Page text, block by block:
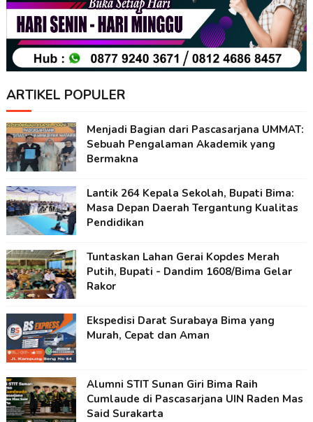
ARTIKEL POPULER
Menjadi Bagian dari Pascasarjana UMMAT:
Sebuah Pengalaman Akademik yang
Bermakna
Lantik 264 Kepala Sekolah, Bupati Bima:
Masa Depan Daerah Tergantung Kualitas
Pendidikan
Tuntaskan Lahan Gerai Kopdes Merah
Putih, Bupati - Dandim 1608/Bima Gelar
Rakor
Ekspedisi Darat Surabaya Bima yang
Murah, Cepat dan Aman
Alumni STIT Sunan Giri Bima Raih
Cumlaude di Pascasarjana UIN Raden Mas
Said Surakarta